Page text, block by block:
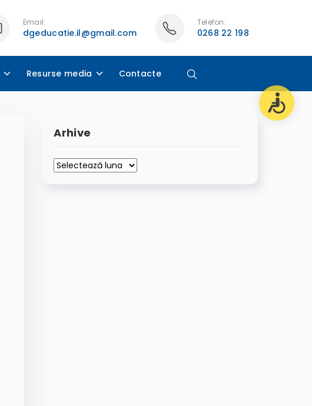
Email:
dgeducatie.il@gmail.com
Telefon:
0268 22 198
Resurse media Contacte
Arhive
Arhive